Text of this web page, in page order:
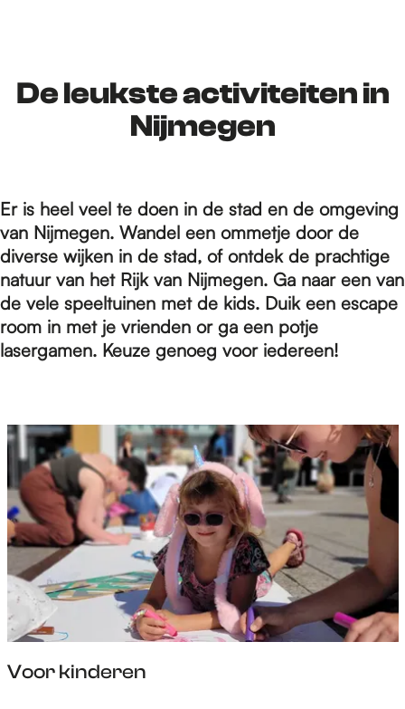
d
h
o
m
e
p
a
g
De leukste activiteiten in
Nijmegen
Er is heel veel te doen in de stad en de omgeving
van Nijmegen. Wandel een ommetje door de
diverse wijken in de stad, of ontdek de prachtige
natuur van het Rijk van Nijmegen. Ga naar een van
de vele speeltuinen met de kids. Duik een escape
room in met je vrienden or ga een potje
lasergamen. Keuze genoeg voor iedereen!
Voor kinderen